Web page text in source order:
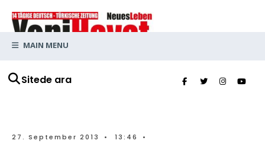
Sitede ara
MAIN MENU
27. September 2013 • 13:46 •